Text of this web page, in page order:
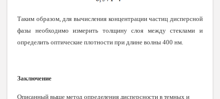
Таким образом, для вычисления концентрации частиц дисперсной
фазы необходимо измерить толщину слоя между стеклами и
определить оптические плотности при длине волны 400 нм.
Заключение
Описанный выше метод определения дисперсности в темных и